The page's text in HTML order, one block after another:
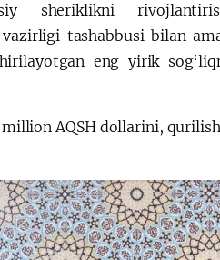
sheriklikni
tashabbusi bilan
eng yirik
AQSH dollarini,